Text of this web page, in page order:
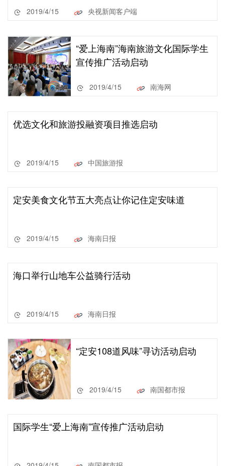
2019/4/15 央视新闻客户端
“爱上海南”海南旅游文化国际学生
宣传推广活动启动
2019/4/15 南海网
优选文化和旅游投融资项目推选启动
2019/4/15 中国旅游报
定安美食文化节五大亮点让你记住定安味道
2019/4/15 海南日报
海口举行山地车公益骑行活动
2019/4/15 海南日报
“定安108道风味”寻访活动启动
2019/4/15 南国都市报
国际学生“爱上海南”宣传推广活动启动